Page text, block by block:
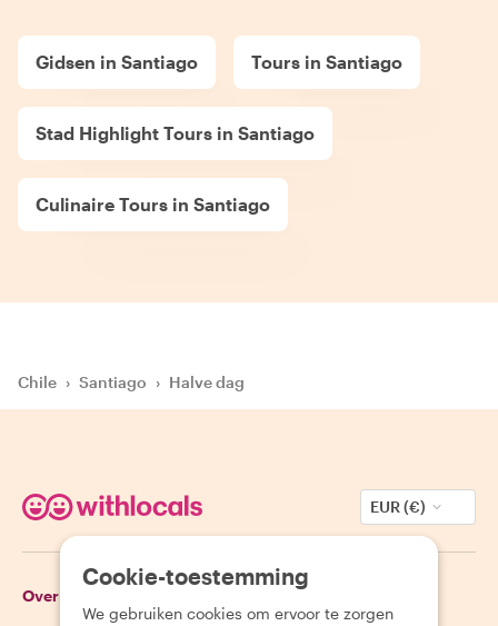
Gidsen in Santiago Tours in Santiago
Stad Highlight Tours in Santiago
Culinaire Tours in Santiago
Chile › Santiago › Halve dag
EUR (€)
Over Withlocals Gasten
Cookie-toestemming
We gebruiken cookies om ervoor te zorgen